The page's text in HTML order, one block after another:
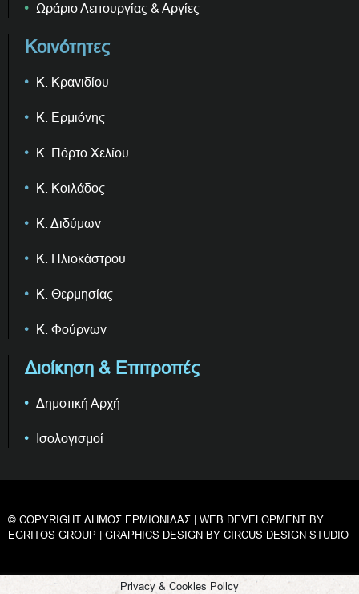
Ωράριο Λειτουργίας & Αργίες
Κοινότητες
Κ. Κρανιδίου
Κ. Ερμιόνης
Κ. Πόρτο Χελίου
Κ. Κοιλάδος
Κ. Διδύμων
Κ. Ηλιοκάστρου
Κ. Θερμησίας
Κ. Φούρνων
Διοίκηση & Επιτροπές
Δημοτική Αρχή
Ισολογισμοί
© COPYRIGHT ΔΗΜΟΣ ΕΡΜΙΟΝΙΔΑΣ | WEB DEVELOPMENT BY
EGRITOS GROUP | GRAPHICS DESIGN BY CIRCUS DESIGN STUDIO
Privacy & Cookies Policy